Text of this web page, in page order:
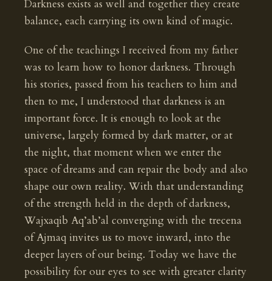
Darkness exists as well and together they create
balance, each carrying its own kind of magic.
One of the teachings I received from my father
was to learn how to honor darkness. Through
his stories, passed from his teachers to him and
then to me, I understood that darkness is an
important force. It is enough to look at the
universe, largely formed by dark matter, or at
the night, that moment when we enter the
space of dreams and can repair the body and also
shape our own reality. With that understanding
of the strength held in the depth of darkness,
Wajxaqib Aq’ab’al converging with the trecena
of Ajmaq invites us to move inward, into the
deeper layers of our being. Today we have the
possibility for our eyes to see with greater clarity